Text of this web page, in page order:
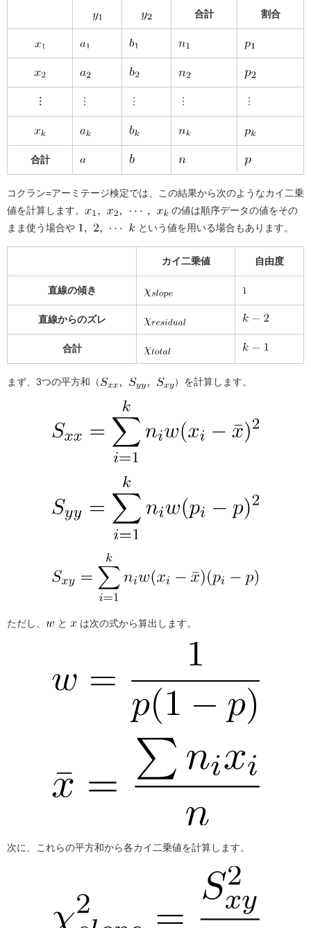
合計 割合
︙ ︙ ︙ ︙ ︙
合計
コクラン=アーミテージ検定では、この結果から次のようなカイ二乗
値を計算します。
の値は順序データの値をその
まま使う場合や
という値を用いる場合もあります。
カイ二乗値 自由度
直線の傾き
直線からのズレ
合計
まず、3つの平方和（ ）を計算します。
ただし、 と は次の式から算出します。
次に、これらの平方和から各カイ二乗値を計算します。